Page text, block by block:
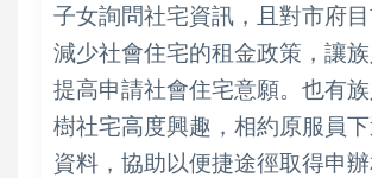
子女詢問社宅資訊，且對市府
減少社會住宅的租金政策，讓族
提高申請社會住宅意願。也有
樹社宅高度興趣，相約原服員
資料，協助以便捷途徑取得申辦